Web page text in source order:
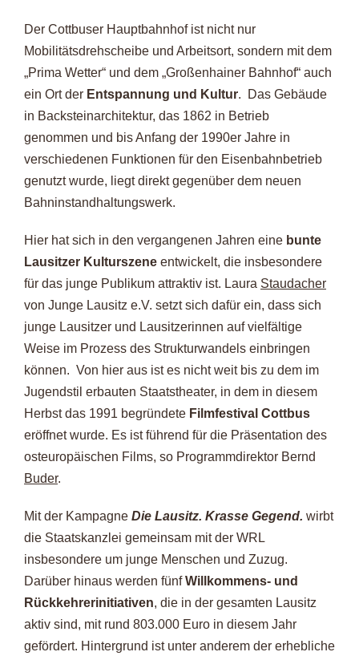
Der Cottbuser Hauptbahnhof ist nicht nur
Mobilitätsdrehscheibe und Arbeitsort, sondern mit dem
„Prima Wetter“ und dem „Großenhainer Bahnhof“ auch
ein Ort der Entspannung und Kultur. Das Gebäude
in Backsteinarchitektur, das 1862 in Betrieb
genommen und bis Anfang der 1990er Jahre in
verschiedenen Funktionen für den Eisenbahnbetrieb
genutzt wurde, liegt direkt gegenüber dem neuen
Bahninstandhaltungswerk.
Hier hat sich in den vergangenen Jahren eine bunte
Lausitzer Kulturszene entwickelt, die insbesondere
für das junge Publikum attraktiv ist. Laura Staudacher
von Junge Lausitz e.V. setzt sich dafür ein, dass sich
junge Lausitzer und Lausitzerinnen auf vielfältige
Weise im Prozess des Strukturwandels einbringen
können. Von hier aus ist es nicht weit bis zu dem im
Jugendstil erbauten Staatstheater, in dem in diesem
Herbst das 1991 begründete Filmfestival Cottbus
eröffnet wurde. Es ist führend für die Präsentation des
osteuropäischen Films, so Programmdirektor Bernd
Buder.
Mit der Kampagne Die Lausitz. Krasse Gegend. wirbt
die Staatskanzlei gemeinsam mit der WRL
insbesondere um junge Menschen und Zuzug.
Darüber hinaus werden fünfWillkommens- und
Rückkehrerinitiativen, die in der gesamten Lausitz
aktiv sind, mit rund 803.000 Euro in diesem Jahr
gefördert. Hintergrund ist unter anderem der erhebliche